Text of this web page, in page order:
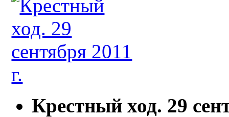
Крестный ход. 29